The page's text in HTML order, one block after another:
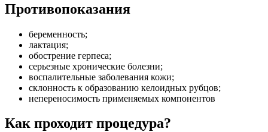
Противопоказания
беременность;
лактация;
обострение герпеса;
серьезные хронические болезни;
воспалительные заболевания кожи;
склонность к образованию келоидных рубцов;
непереносимость применяемых компонентов
Как проходит процедура?